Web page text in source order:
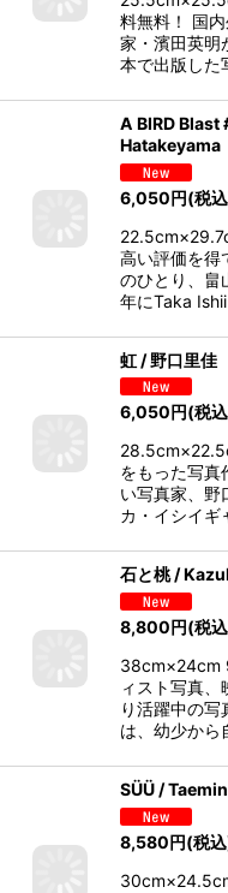
料無料！ 国
家・濱田英明
本で出版し
A BIRD Blast
Hatakeyama
6,050円(税
高い評価を得
のひとり、畠
年にTaka
虹 / 野口里佳
6,050円(税
をもった写真
い写真家、野
カ・イシイ
石と桃 /
8,800円(税
38cm×24cm
ィスト写真
り活躍中の
は、幼少から
SÜÜ /
8,580円(税